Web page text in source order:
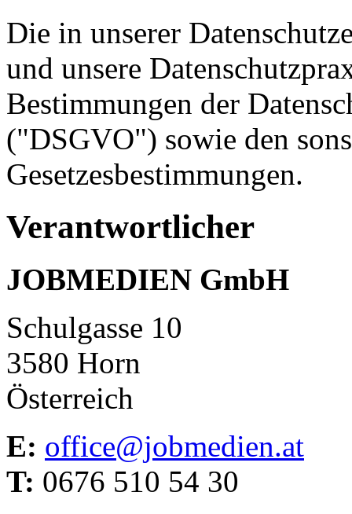
Die in unserer
und unsere
Bestimmungen der
("DSGVO") sowie den
Gesetzesbestimmungen.
Verantwortlicher
JOBMEDIEN GmbH
Schulgasse 10
3580 Horn
Österreich
E: office@jobmedien.at
T: 0676 510 54 30